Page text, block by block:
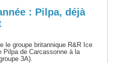
: Pilpa, déjà
le groupe britannique R&R Ice
Pilpa de Carcassonne à la
3A).